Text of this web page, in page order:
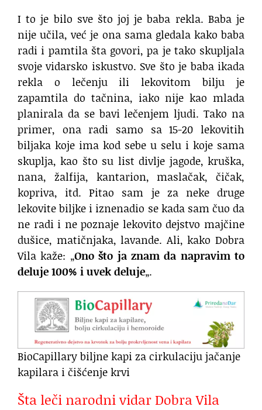
I to je bilo sve što joj je baba rekla. Baba je
nije učila, već je ona sama gledala kako baba
radi i pamtila šta govori, pa je tako skupljala
svoje vidarsko iskustvo. Sve što je baba ikada
rekla o lečenju ili lekovitom bilju je
zapamtila do tačnina, iako nije kao mlada
planirala da se bavi lečenjem ljudi. Tako na
primer, ona radi samo sa 15-20 lekovitih
biljaka koje ima kod sebe u selu i koje sama
skuplja, kao što su list divlje jagode, kruška,
nana, žalfija, kantarion, maslačak, čičak,
kopriva, itd. Pitao sam je za neke druge
lekovite biljke i iznenadio se kada sam čuo da
ne radi i ne poznaje lekovito dejstvo majčine
dušice, matičnjaka, lavande. Ali, kako Dobra
Vila kaže: „Ono što ja znam da napravim to
deluje 100% i uvek deluje„.
BioCapillary biljne kapi za cirkulaciju jačanje
kapilara i čišćenje krvi
Šta leči narodni vidar Dobra Vila